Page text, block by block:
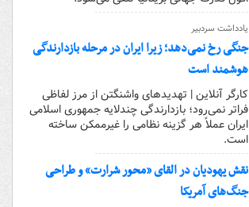
یادداشت سردبیر
جنگی رخ نمی‌دهد؛ زیرا ایران در مرحله بازدارندگی
هوشمند است
کارگر آنلاین | تهدیدهای واشنگتن از مرز لفاظی
فراتر نمی‌رود؛ بازدارندگی چندلایه جمهوری اسلامی
ایران عملاً هر گزینه نظامی را غیرممکن ساخته
است.
نقش یهودیان در القای «محور شرارت» و طراحی
جنگ‌های آمریکا